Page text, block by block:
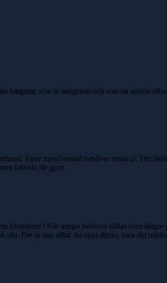
som är integrerat och som tar ansvar
Färre missförstånd behöver redas ut. Fler
faktiskt får gjort.
försvinner? När tempo behöver hållas över
sikt. Det är inte alltid det syns direkt, men det